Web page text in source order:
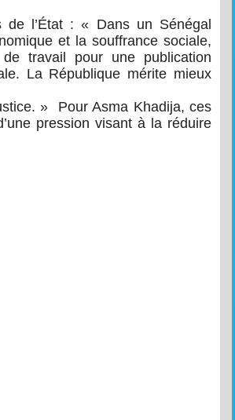
de l’État : « Dans un Sénégal
et la souffrance sociale,
travail pour une publication
La République mérite mieux
» Pour Asma Khadija, ces
pression visant à la réduire